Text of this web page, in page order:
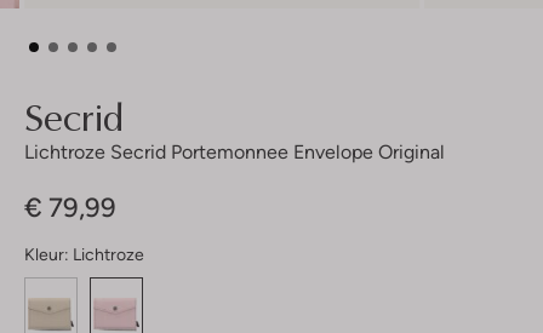
Secrid
Lichtroze Secrid Portemonnee Envelope Original
€ 79,99
Kleur: Lichtroze